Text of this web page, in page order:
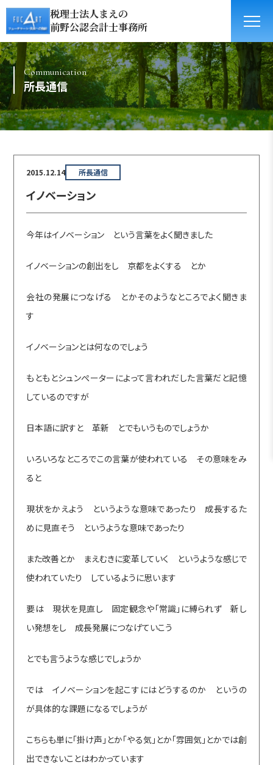
税理士法人まえの
前野公認会計士事務所
Communication
所長通信
2015.12.14 所長通信
イノベーション
今年はイノベーション という言葉をよく聞きました
イノベーションの創出をし 京都をよくする とか
会社の発展につなげる とかそのようなところでよく聞きま
す
イノベーションとは何なのでしょう
もともとシュンぺーターによって言われだした言葉だと記憶
しているのですが
日本語に訳すと 革新 とでもいうものでしょうか
いろいろなところでこの言葉が使われている その意味をみ
ると
現状をかえよう というような意味であったり 成長するた
めに見直そう というような意味であったり
また改善とか まえむきに変革していく というような感じで
使われていたり しているように思います
要は 現状を見直し 固定観念や「常識」に縛られず 新し
い発想をし 成長発展につなげていこう
とでも言うような感じでしょうか
では イノベーションを起こすにはどうするのか というの
が具体的な課題になるでしょうが
こちらも単に「掛け声」とか「やる気」とか「雰囲気」とかでは創
出できないことはわかっています